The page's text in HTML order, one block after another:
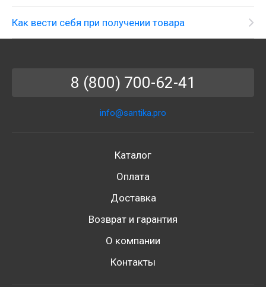
Как вести себя при получении товара
8 (800) 700-62-41
info@santika.pro
Каталог
Оплата
Доставка
Возврат и гарантия
О компании
Контакты